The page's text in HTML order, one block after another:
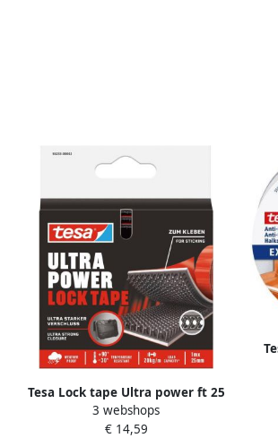
Tesa Lock tape Ultra power ft 25
mm x 1 m blister van 1 stuk
3 webshops
€ 14,59